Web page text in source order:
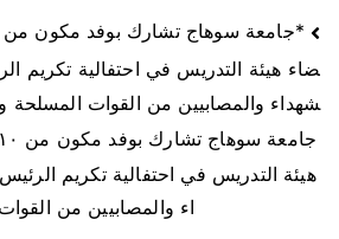
ضاء هيئة التدريس في احتفالية تكريم
شهداء والمصابيين من القوات المسلحة
هيئة التدريس في احتفالية تكريم
اء والمصابيين من